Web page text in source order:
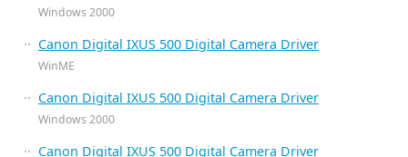
Windows 2000
Canon Digital IXUS 500 Digital Camera Driver
WinME
Canon Digital IXUS 500 Digital Camera Driver
Windows 2000
Canon Digital IXUS 500 Digital Camera Driver